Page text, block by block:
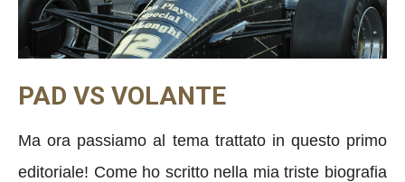
PAD VS VOLANTE
Ma ora passiamo al tema trattato in questo primo
editoriale! Come ho scritto nella mia triste biografia